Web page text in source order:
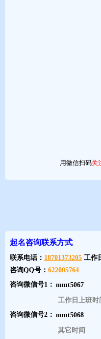
戊午乙巳戊寅
总述：八字偏弱，八字喜用
用神分析：〖同类得分〗：木
喜用神「水」，「水」就是此
用微信扫码关
起名咨询联系方式
联系电话： 18701373205 工作
咨询QQ号： 622005764
咨询微信号1：
工作日上班时
咨询微信号2：
其它时间